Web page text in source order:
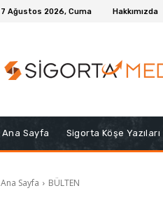
7 Ağustos 2026, Cuma Hakkımızda
Ana Sayfa Sigorta Köşe Yazıları
Ana Sayfa BÜLTEN